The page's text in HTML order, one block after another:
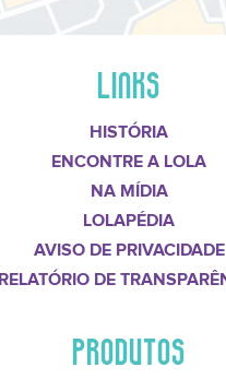
LINKS
HISTÓRIA
ENCONTRE A LOLA
NA MÍDIA
LOLAPÉDIA
AVISO DE PRIVACIDADE
RELATÓRIO DE
PRODUTOS